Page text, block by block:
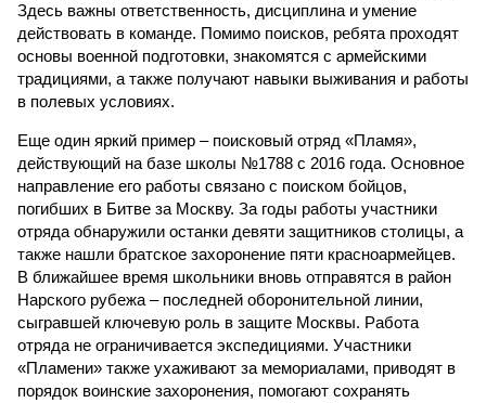
Здесь важны ответственность, дисциплина и умение
действовать в команде. Помимо поисков, ребята проходят
основы военной подготовки, знакомятся с армейскими
традициями, а также получают навыки выживания и работы
в полевых условиях.
Еще один яркий пример – поисковый отряд «Пламя»,
действующий на базе школы №1788 с 2016 года. Основное
направление его работы связано с поиском бойцов,
погибших в Битве за Москву. За годы работы участники
отряда обнаружили останки девяти защитников столицы, а
также нашли братское захоронение пяти красноармейцев.
В ближайшее время школьники вновь отправятся в район
Нарского рубежа – последней оборонительной линии,
сыгравшей ключевую роль в защите Москвы. Работа
отряда не ограничивается экспедициями. Участники
«Пламени» также ухаживают за мемориалами, приводят в
порядок воинские захоронения, помогают сохранять